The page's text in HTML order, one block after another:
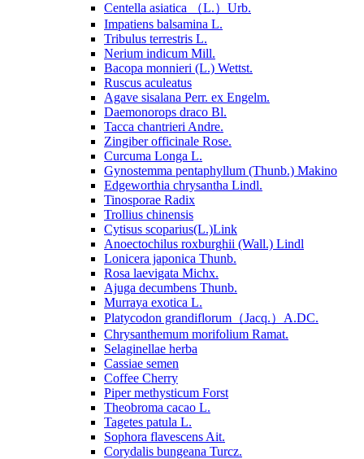
Centella asiatica （L.）Urb.
Impatiens balsamina L.
Tribulus terrestris L.
Nerium indicum Mill.
Bacopa monnieri (L.) Wettst.
Ruscus aculeatus
Agave sisalana Perr. ex Engelm.
Daemonorops draco Bl.
Tacca chantrieri Andre.
Zingiber officinale Rose.
Curcuma Longa L.
Gynostemma pentaphyllum (Thunb.) Makino
Edgeworthia chrysantha Lindl.
Tinosporae Radix
Trollius chinensis
Cytisus scoparius(L.)Link
Anoectochilus roxburghii (Wall.) Lindl
Lonicera japonica Thunb.
Rosa laevigata Michx.
Ajuga decumbens Thunb.
Murraya exotica L.
Platycodon grandiflorum（Jacq.）A.DC.
Chrysanthemum morifolium Ramat.
Selaginellae herba
Cassiae semen
Coffee Cherry
Piper methysticum Forst
Theobroma cacao L.
Tagetes patula L.
Sophora flavescens Ait.
Corydalis bungeana Turcz.